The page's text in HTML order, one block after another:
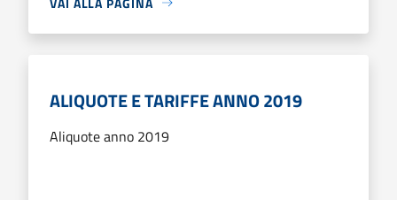
ALIQUOTE E TARIFFE ANNO 2019
Aliquote anno 2019